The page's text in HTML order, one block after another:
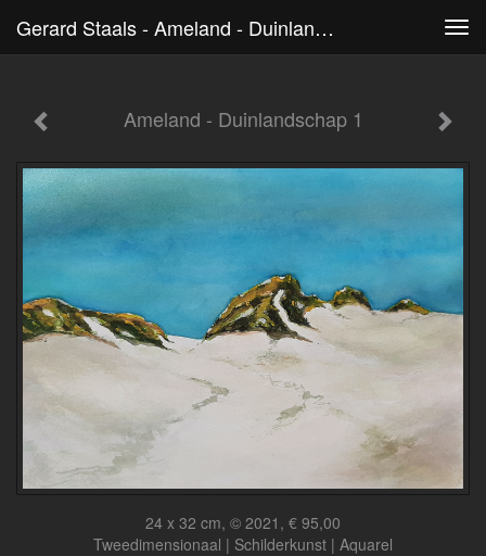
Gerard Staals - Ameland - Duinlandschap 1
Ameland - Duinlandschap 1
24 x 32 cm, © 2021, € 95,00
Tweedimensionaal | Schilderkunst | Aquarel